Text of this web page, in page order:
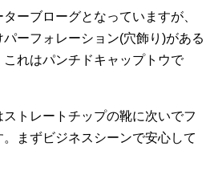
ーブローグとなっていますが、
ーフォレーション(穴飾り)がある
れはパンチドキャップトウで
トレートチップの靴に次いでフ
まずビジネスシーンで安心して